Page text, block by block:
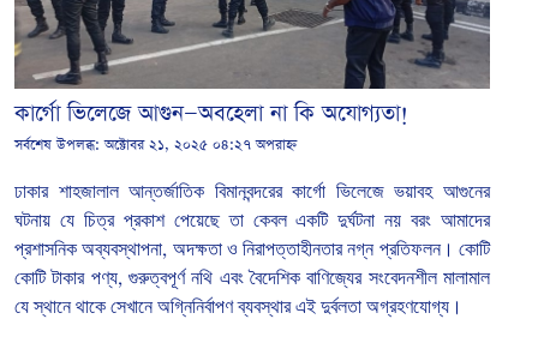
কার্গো ভিলেজে আগুন—অবহেলা না কি অযোগ্যতা!
সর্বশেষ উপলব্ধ:অক্টোবর ২১, ২০২৫ ০৪:২৭ অপরাহ্ন
ঢাকার শাহজালাল আন্তর্জাতিক বিমানবন্দরের কার্গো ভিলেজে ভয়াবহ আগুনের
ঘটনায় যে চিত্র প্রকাশ পেয়েছে তা কেবল একটি দুর্ঘটনা নয় বরং আমাদের
প্রশাসনিক অব্যবস্থাপনা, অদক্ষতা ও নিরাপত্তাহীনতার নগ্ন প্রতিফলন। কোটি
কোটি টাকার পণ্য,গুরুত্বপূর্ণ নথি এবং বৈদেশিক বাণিজ্যের সংবেদনশীল মালামাল
যে স্থানে থাকে সেখানে অগ্নিনির্বাপণ ব্যবস্থার এই দুর্বলতা অগ্রহণযোগ্য।